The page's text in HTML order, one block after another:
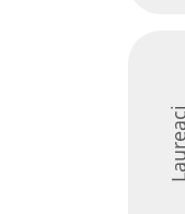
Laureaci